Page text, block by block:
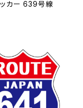
ッカー 639号線